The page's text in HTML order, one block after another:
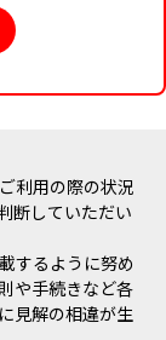
利用の際の状況
断していただい
するように努め
や手続きなど各
見解の相違が生